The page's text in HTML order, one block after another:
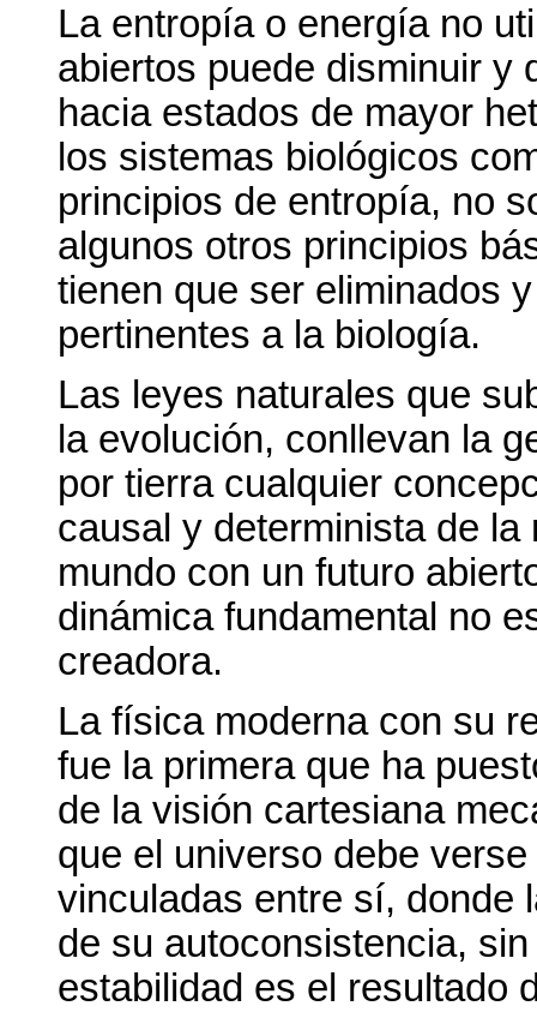
La entropía o energía no
abiertos puede disminuir y
hacia estados de mayor
los sistemas biológicos
principios de entropía, no
algunos otros principios
tienen que ser eliminados
pertinentes a la biología.
Las leyes naturales que
la evolución, conllevan la
por tierra cualquier
causal y determinista de
mundo con un futuro
dinámica fundamental no
creadora.
La física moderna con su
fue la primera que ha
de la visión cartesiana
que el universo debe
vinculadas entre sí, donde
de su autoconsistencia,
estabilidad es el resultado